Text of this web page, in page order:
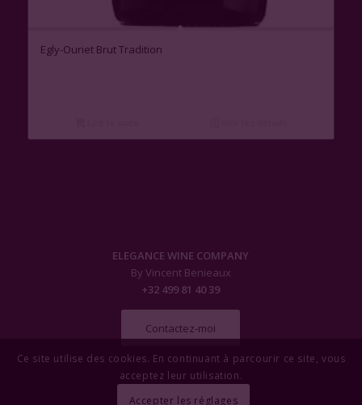
Egly-Ouriet Brut Tradition
ELEGANCE WINE COMPANY
By Vincent Benieaux
+32 499 81 40 39
Contactez-moi
Ce site utilise des cookies. En continuant à parcourir ce site, vous
acceptez leur utilisation.
Accepter les réglages